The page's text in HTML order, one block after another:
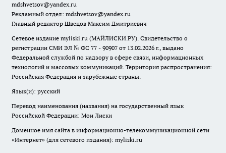
mdshvetsov@yandex.ru
Рекламный отдел: mdshvetsov@yandex.ru
Главный редактор Швецов Максим Дмитриевич
Сетевое издание myliski.ru (МАЙЛИСКИ.РУ). Свидетельство о
регистрации СМИ ЭЛ № ФС 77 - 90907 от 13.02.2026 г., выдано
Федеральной службой по надзору в сфере связи, информационных
технологий и массовых коммуникаций. Территория распространения:
Российская Федерация и зарубежные страны.
Язык(и): русский
Перевод наименования (названия) на государственный язык
Российской Федерации: Мои Лиски
Доменное имя сайта в информационно-телекоммуникационной сети
«Интернет» (для сетевого издания): myliski.ru